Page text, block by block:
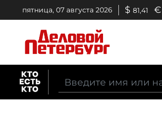
пятница, 07 августа 2026 $ 81,41 €